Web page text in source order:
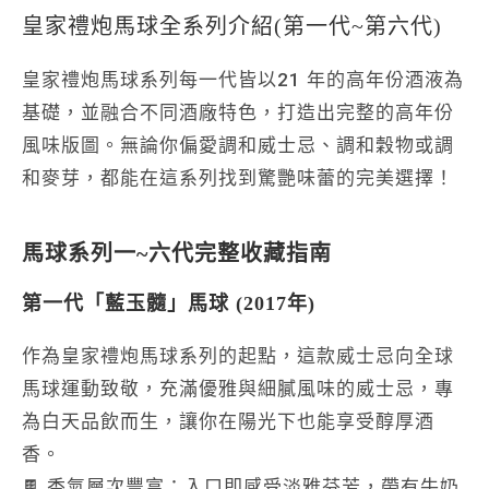
皇家禮炮馬球全系列介紹(第一代~第六代)
皇家禮炮馬球系列每一代皆以21 年的高年份酒液為
基礎，並融合不同酒廠特色，打造出完整的高年份
風味版圖 。無論你偏愛調和威士忌、調和穀物或調
和麥芽，都能在這系列找到驚艷味蕾的完美選擇！
馬球系列一~六代完整收藏指南
第一代「藍玉髓」馬球 (2017年)
作為皇家禮炮馬球系列的起點，這款威士忌向全球
馬球運動致敬，充滿優雅與細膩風味的威士忌，專
為白天品飲而生，讓你在陽光下也能享受醇厚酒
香。